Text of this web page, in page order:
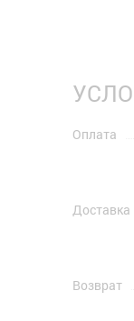
Оплата
Доставка
Возврат